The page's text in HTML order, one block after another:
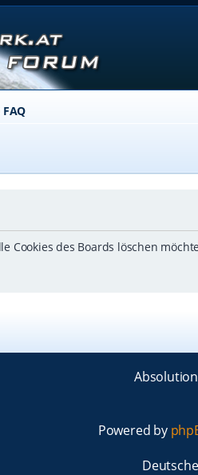
FAQ
Cookies des Boards löschen
Powered by